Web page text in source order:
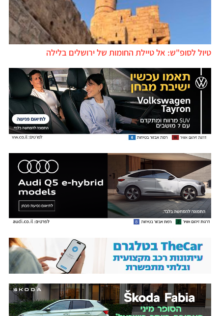
טיול לסופ"ש: אל טיילת החומות של ירושלים בלילה